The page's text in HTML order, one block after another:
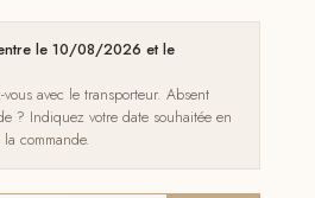
le 10/08/2026 et le
avec le transporteur. Absent
? Indiquez votre date souhaitée en
commande.